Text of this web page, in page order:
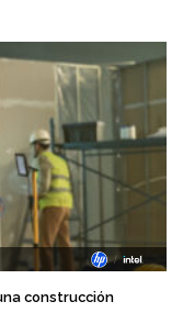
construcción